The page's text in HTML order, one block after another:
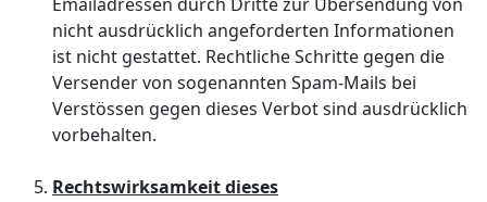
nicht ausdrücklich angeforderten Informationen
ist nicht gestattet. Rechtliche Schritte gegen die
Versender von sogenannten Spam-Mails bei
Verstössen gegen dieses Verbot sind ausdrücklich
vorbehalten.
Rechtswirksamkeit dieses